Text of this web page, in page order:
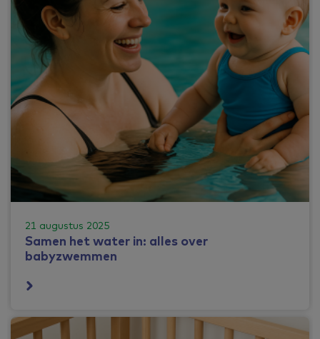
21 augustus 2025
Samen het water in: alles over
babyzwemmen